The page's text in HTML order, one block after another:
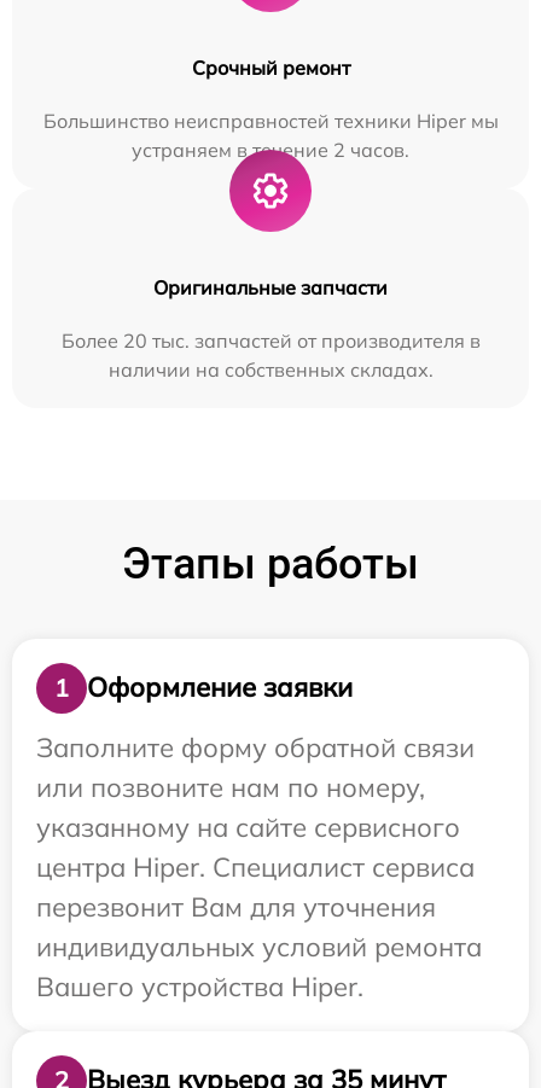
Срочный ремонт
Большинство неисправностей техники Hiper мы
устраняем в течение 2 часов.
Оригинальные запчасти
Более 20 тыс. запчастей от производителя в
наличии на собственных складах.
Этапы работы
1
Оформление заявки
Заполните форму обратной связи
или позвоните нам по номеру,
указанному на сайте сервисного
центра Hiper. Специалист сервиса
перезвонит Вам для уточнения
индивидуальных условий ремонта
Вашего устройства Hiper.
2 Выезд курьера за 35 минут